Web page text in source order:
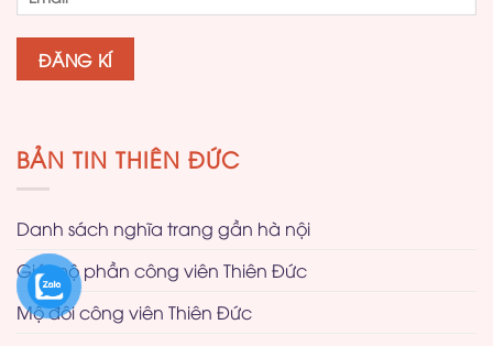
BẢN TIN THIÊN ĐỨC
Danh sách nghĩa trang gần hà nội
Giá mộ phần công viên Thiên Đức
Mộ đôi công viên Thiên Đức